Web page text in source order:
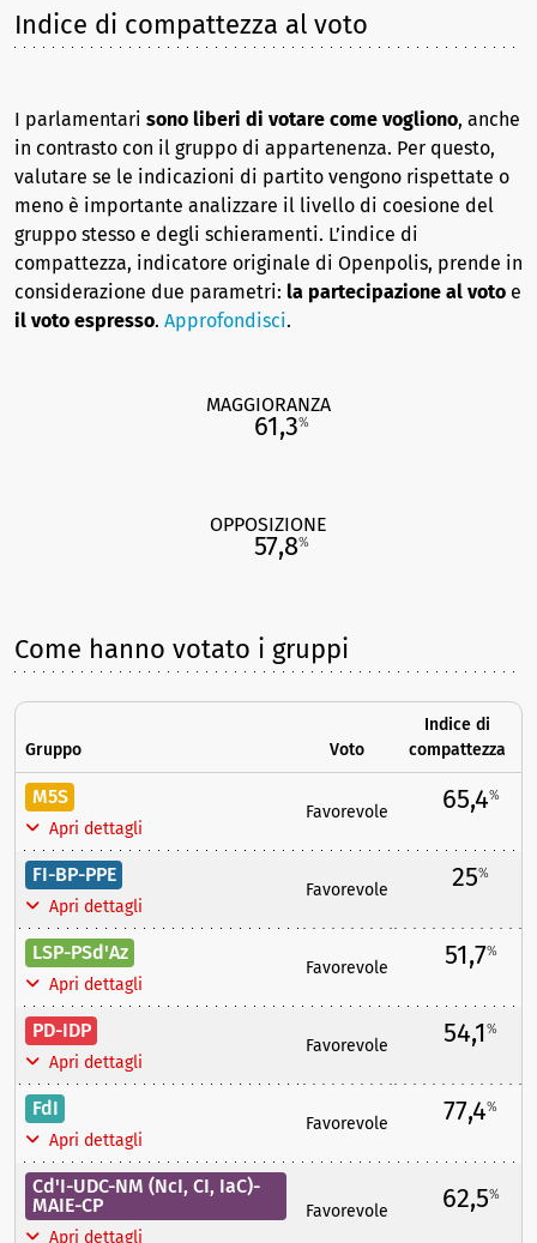
Indice di compattezza al voto
I parlamentari sono liberi di votare come vogliono, anche
in contrasto con il gruppo di appartenenza. Per questo,
valutare se le indicazioni di partito vengono rispettate o
meno è importante analizzare il livello di coesione del
gruppo stesso e degli schieramenti. L’indice di
compattezza, indicatore originale di Openpolis, prende in
considerazione due parametri: la partecipazione al voto e
il voto espresso. Approfondisci.
MAGGIORANZA
61,3%
OPPOSIZIONE
57,8%
Come hanno votato i gruppi
Gruppo Voto
Indice di
compattezza
M5S
Apri dettagli
Favorevole 65,4%
FI-BP-PPE
Apri dettagli
Favorevole 25%
LSP-PSd'Az
Apri dettagli
Favorevole 51,7%
PD-IDP
Apri dettagli
Favorevole 54,1%
FdI
Apri dettagli
Favorevole 77,4%
Cd'I-UDC-NM (NcI, CI, IaC)-
MAIE-CP
Apri dettagli
Favorevole 62,5%